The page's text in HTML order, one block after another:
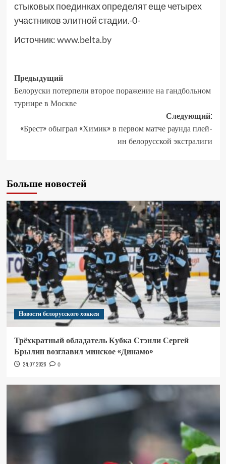
стыковых поединках определят еще четырех
участников элитной стадии.-0-
Источник:www.belta.by
Предыдущий
Белоруски потерпели второе поражение на гандбольном
турнире в Москве
Следующий:
«Брест» обыграл «Химик» в первом матче раунда плей-
ин белорусской экстралиги
Больше новостей
Новости белорусского хоккея
Трёхкратный обладатель Кубка Стэнли Сергей
Брылин возглавил минское «Динамо»
24.07.2026 0